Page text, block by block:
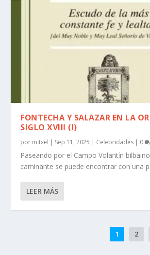
FONTECHA Y SALAZAR EN LA
SIGLO XVIII (I)
por mitxel | Sep 11, 2025 | Celebridades | 0
Paseando por el Campo Volantín
caminante se puede encontrar con una
LEER MÁS
1 2